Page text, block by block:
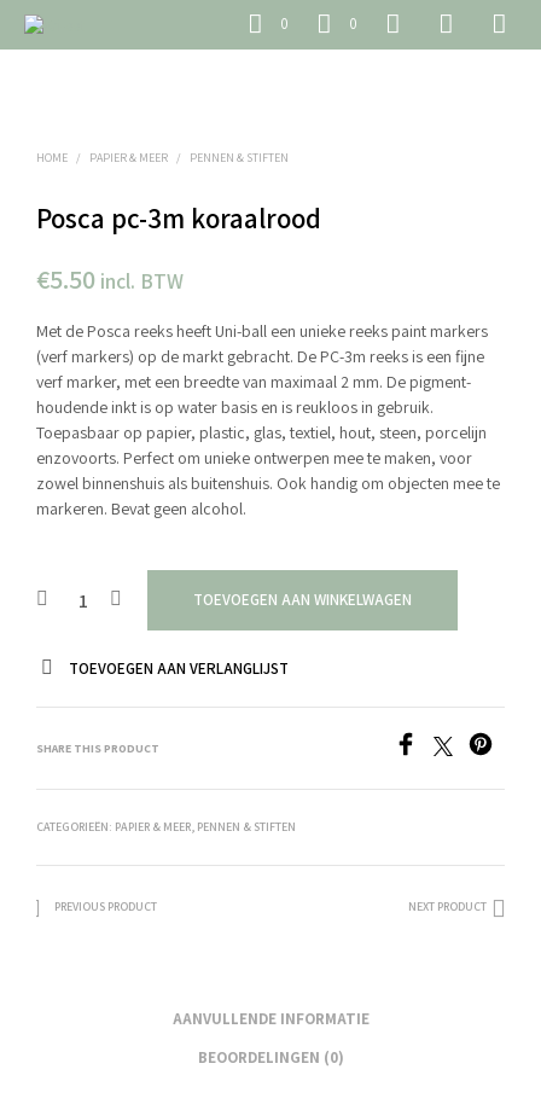
0 0
HOME / PAPIER & MEER / PENNEN & STIFTEN
Posca pc-3m koraalrood
€5.50 incl. BTW
Met de Posca reeks heeft Uni-ball een unieke reeks paint markers
(verf markers) op de markt gebracht. De PC-3m reeks is een fijne
verf marker, met een breedte van maximaal 2 mm. De pigment-
houdende inkt is op water basis en is reukloos in gebruik.
Toepasbaar op papier, plastic, glas, textiel, hout, steen, porcelijn
enzovoorts. Perfect om unieke ontwerpen mee te maken, voor
zowel binnenshuis als buitenshuis. Ook handig om objecten mee te
markeren. Bevat geen alcohol.
TOEVOEGEN AAN WINKELWAGEN
TOEVOEGEN AAN VERLANGLIJST
SHARE THIS PRODUCT
CATEGORIEËN: PAPIER & MEER, PENNEN & STIFTEN
PREVIOUS PRODUCT NEXT PRODUCT
AANVULLENDE INFORMATIE
BEOORDELINGEN (0)